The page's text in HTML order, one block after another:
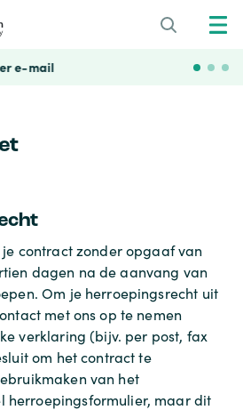
e-mail Veilig
je contract zonder opgaaf van
dagen na de aanvang van
Om je herroepingsrecht uit
met ons op te nemen
verklaring (bijv. per post, fax
om het contract te
van het
herroepingsformulier, maar dit